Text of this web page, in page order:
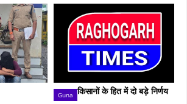
Guna किसानों के हित में दो बड़े निर्णय